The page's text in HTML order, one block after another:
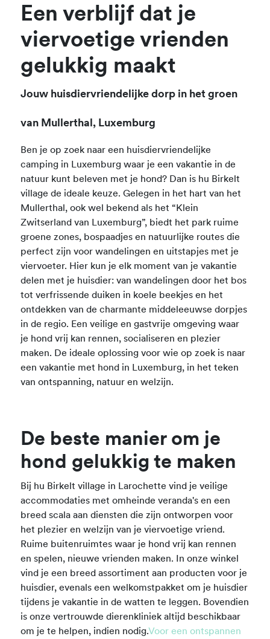
Een verblijf dat je
viervoetige vrienden
gelukkig maakt
Jouw huisdiervriendelijke dorp in het groen
van Mullerthal, Luxemburg
Ben je op zoek naar een huisdiervriendelijke
camping in Luxemburg waar je een vakantie in de
natuur kunt beleven met je hond? Dan is hu Birkelt
village de ideale keuze. Gelegen in het hart van het
Mullerthal, ook wel bekend als het “Klein
Zwitserland van Luxemburg”, biedt het park ruime
groene zones, bospaadjes en natuurlijke routes die
perfect zijn voor wandelingen en uitstapjes met je
viervoeter. Hier kun je elk moment van je vakantie
delen met je huisdier: van wandelingen door het bos
tot verfrissende duiken in koele beekjes en het
ontdekken van de charmante middeleeuwse dorpjes
in de regio. Een veilige en gastvrije omgeving waar
je hond vrij kan rennen, socialiseren en plezier
maken. De ideale oplossing voor wie op zoek is naar
een vakantie met hond in Luxemburg, in het teken
van ontspanning, natuur en welzijn.
De beste manier om je
hond gelukkig te maken
Bij hu Birkelt village in Larochette vind je veilige
accommodaties met omheinde veranda's en een
breed scala aan diensten die zijn ontworpen voor
het plezier en welzijn van je viervoetige vriend.
Ruime buitenruimtes waar je hond vrij kan rennen
en spelen, nieuwe vrienden maken. In onze winkel
vind je een breed assortiment aan producten voor je
huisdier, evenals een welkomstpakket om je huisdier
tijdens je vakantie in de watten te leggen. Bovendien
is onze vertrouwde dierenkliniek altijd beschikbaar
om je te helpen, indien nodig.Voor een ontspannen